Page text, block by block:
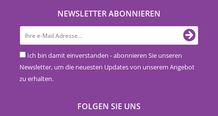
NEWSLETTER ABONNIEREN
Ich bin damit einverstanden - abonnieren Sie unseren
Newsletter, um die neuesten Updates von unserem Angebot
zu erhalten.
FOLGEN SIE UNS